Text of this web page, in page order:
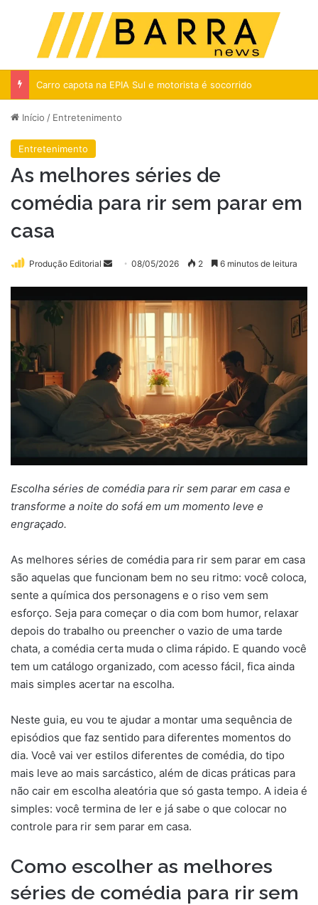
Menu
Carro capota na EPIA Sul e motorista é socorrido
Início / Entretenimento
Entretenimento
As melhores séries de
comédia para rir sem parar em
casa
Produção Editorial
Mande08/05/2026 2 6 minutos de leitura
Escolha séries de comédia para rir sem parar em casa e
transforme a noite do sofá em um momento leve e
engraçado.
As melhores séries de comédia para rir sem parar em casa
são aquelas que funcionam bem no seu ritmo: você coloca,
sente a química dos personagens e o riso vem sem
esforço. Seja para começar o dia com bom humor, relaxar
depois do trabalho ou preencher o vazio de uma tarde
chata, a comédia certa muda o clima rápido. E quando você
tem um catálogo organizado, com acesso fácil, fica ainda
mais simples acertar na escolha.
Neste guia, eu vou te ajudar a montar uma sequência de
episódios que faz sentido para diferentes momentos do
dia. Você vai ver estilos diferentes de comédia, do tipo
mais leve ao mais sarcástico, além de dicas práticas para
não cair em escolha aleatória que só gasta tempo. A ideia é
simples: você termina de ler e já sabe o que colocar no
controle para rir sem parar em casa.
Como escolher as melhores
séries de comédia para rir sem